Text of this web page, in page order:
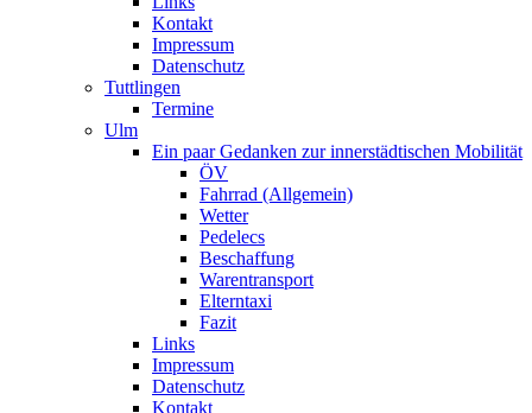
Kontakt
Impressum
Datenschutz
Tuttlingen
Termine
Ulm
Ein paar Gedanken zur innerstädtischen Mobilität
ÖV
Fahrrad (Allgemein)
Wetter
Pedelecs
Beschaffung
Warentransport
Elterntaxi
Fazit
Links
Impressum
Datenschutz
Kontakt